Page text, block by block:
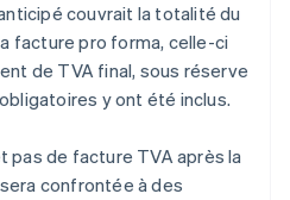
couvrait la totalité du
facture pro forma, celle-ci
de TVA final, sous réserve
y ont été inclus.
pas de facture TVA après la
confrontée à des